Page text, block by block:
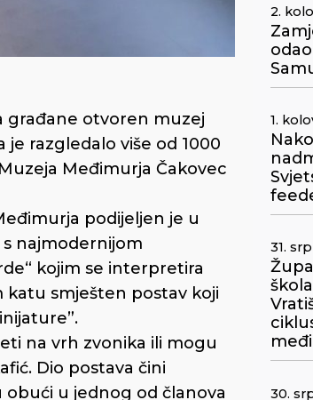
građane otvoren muzej
razgledalo više od 1000
Međimurja Čakovec
podijeljen je u
najmodernijom
kojim se interpretira
katu smješten postav koji
na vrh zvonika ili mogu
Dio postava čini
u jednog od članova
2.
1.
31.
30.